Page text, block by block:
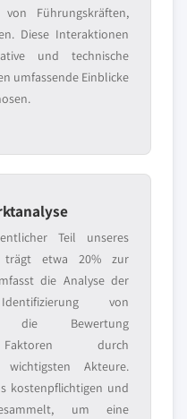
Führungskräften,
Diese Interaktionen
und technische
umfassende Einblicke
Teil unseres
trägt etwa 20% zur
die Analyse der
von
die Bewertung
Faktoren durch
wichtigsten Akteure.
kostenpflichtigen und
um eine